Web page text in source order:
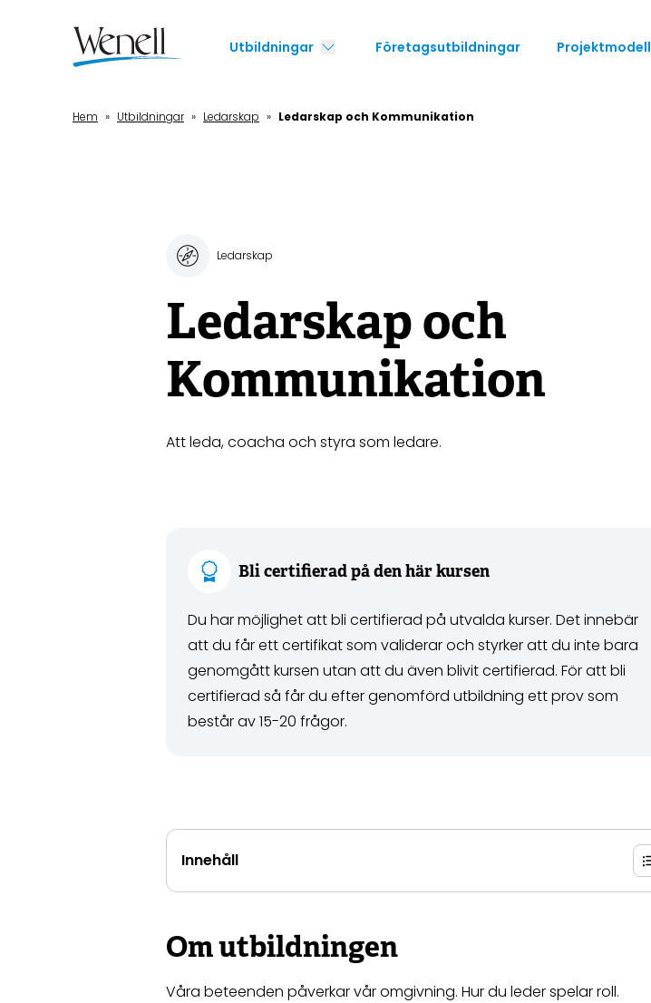
huvudinnehåll
Utbildningar Företagsutbildningar Projektmodell
Hem » Utbildningar » Ledarskap » Ledarskap och Kommunikation
Ledarskap
Ledarskap och
Kommunikation
Att leda, coacha och styra som ledare.
Bli certifierad på den här kursen
Du har möjlighet att bli certifierad på utvalda kurser. Det innebär
att du får ett certifikat som validerar och styrker att du inte bara
genomgått kursen utan att du även blivit certifierad. För att bli
certifierad så får du efter genomförd utbildning ett prov som
består av 15-20 frågor.
Innehåll
Om utbildningen
Våra beteenden påverkar vår omgivning. Hur du leder spelar roll.